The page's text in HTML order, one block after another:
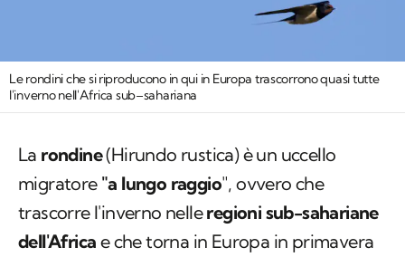
Le rondini che si riproducono in qui in Europa trascorrono quasi tutte
l'inverno nell'Africa sub–sahariana
La rondine(Hirundo rustica) è un uccello
migratore "a lungo raggio", ovvero che
trascorre l'inverno nelleregioni sub-sahariane
dell'Africa e che torna in Europa in primavera